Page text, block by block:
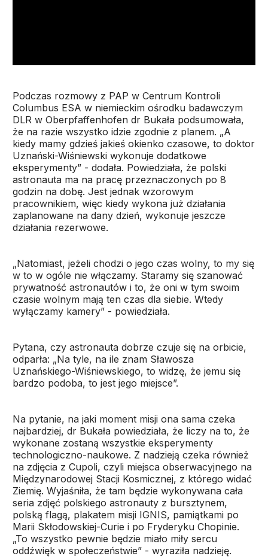
Podczas rozmowy z PAP w Centrum Kontroli
Columbus ESA w niemieckim ośrodku badawczym
DLR w Oberpfaffenhofen dr Bukała podsumowała,
że na razie wszystko idzie zgodnie z planem. „A
kiedy mamy gdzieś jakieś okienko czasowe, to doktor
Uznański-Wiśniewski wykonuje dodatkowe
eksperymenty” - dodała. Powiedziała, że polski
astronauta ma na pracę przeznaczonych po 8
godzin na dobę. Jest jednak wzorowym
pracownikiem, więc kiedy wykona już działania
zaplanowane na dany dzień, wykonuje jeszcze
działania rezerwowe.
„Natomiast, jeżeli chodzi o jego czas wolny, to my się
w to w ogóle nie włączamy. Staramy się szanować
prywatność astronautów i to, że oni w tym swoim
czasie wolnym mają ten czas dla siebie. Wtedy
wyłączamy kamery” - powiedziała.
Pytana, czy astronauta dobrze czuje się na orbicie,
odparła: „Na tyle, na ile znam Sławosza
Uznańskiego-Wiśniewskiego, to widzę, że jemu się
bardzo podoba, to jest jego miejsce”.
Na pytanie, na jaki moment misji ona sama czeka
najbardziej, dr Bukała powiedziała, że liczy na to, że
wykonane zostaną wszystkie eksperymenty
technologiczno-naukowe. Z nadzieją czeka również
na zdjęcia z Cupoli, czyli miejsca obserwacyjnego na
Międzynarodowej Stacji Kosmicznej, z którego widać
Ziemię. Wyjaśniła, że tam będzie wykonywana cała
seria zdjęć polskiego astronauty z bursztynem,
polską flagą, plakatem misji IGNIS, pamiątkami po
Marii Skłodowskiej-Curie i po Fryderyku Chopinie.
„To wszystko pewnie będzie miało miły sercu
oddźwięk w społeczeństwie” - wyraziła nadzieję.